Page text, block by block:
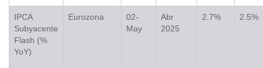
IPCA
Subyacente
Flash (%
YoY)
Eurozona
02-
May
Abr
2025
2.7% 2.5%